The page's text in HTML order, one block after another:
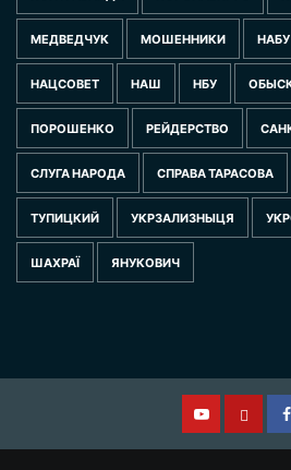
МЕДВЕДЧУК МОШЕННИКИ НАБУ
НАЦСОВЕТ НАШ НБУ
ПОРОШЕНКО РЕЙДЕРСТВО
СЛУГА НАРОДА СПРАВА ТАРАСОВА
ТУПИЦКИЙ УКРЗАЛИЗНЫЦЯ
ШАХРАЇ ЯНУКОВИЧ
Смотрите